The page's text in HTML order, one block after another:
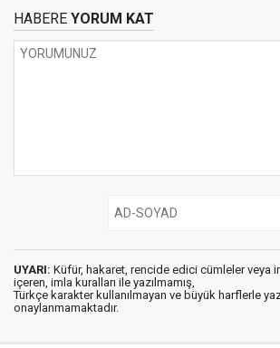
HABERE YORUM KAT
UYARI: Küfür, hakaret, rencide edici cümleler veya
içeren, imla kuralları ile yazılmamış,
Türkçe karakter kullanılmayan ve büyük harflerle
onaylanmamaktadır.